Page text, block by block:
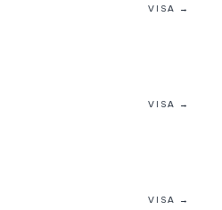
VISA →
VISA →
VISA →